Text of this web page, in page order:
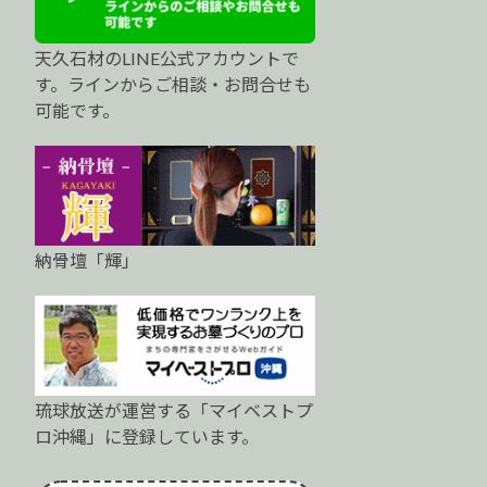
天久石材のLINE公式アカウントで
す。ラインからご相談・お問合せも
可能です。
納骨壇「輝」
琉球放送が運営する「マイベストプ
ロ沖縄」に登録しています。